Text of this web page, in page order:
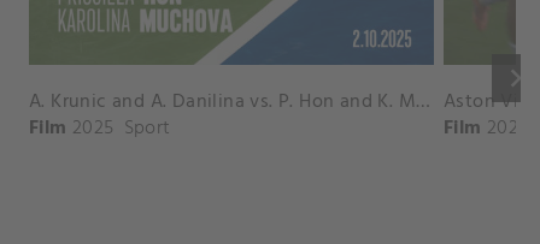
keyboard_arrow_right
A. Krunic and A. Danilina vs. P. Hon and K. Muchova Match Highlights - BEIJING_Capital Group Diamond ( October 02, 2025)
Film 2025 Sport Film 2026